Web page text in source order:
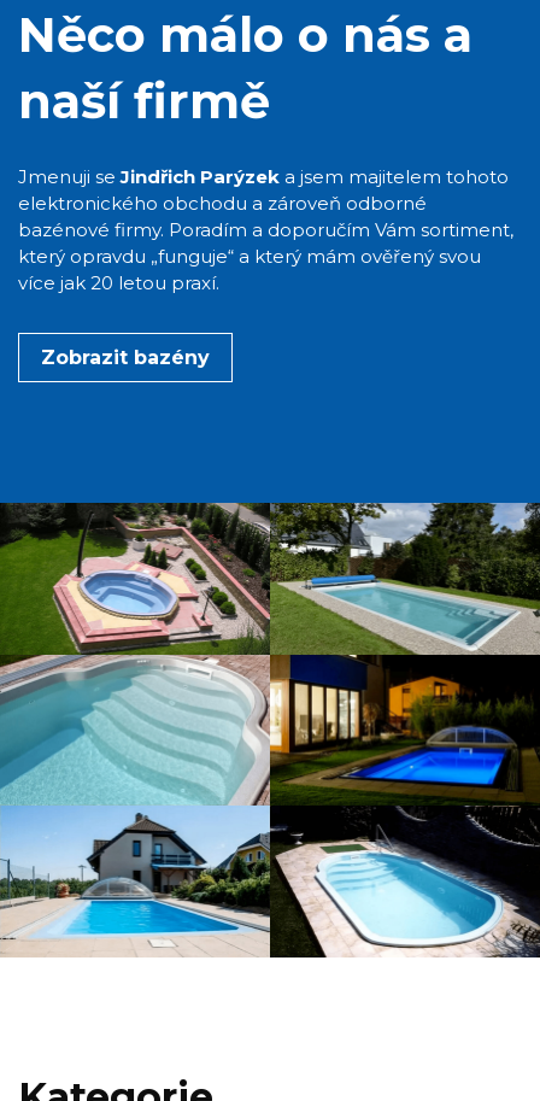
Něco málo o nás a
naší firmě
Jmenuji seJindřich Parýzek a jsem majitelem tohoto
elektronického obchodu a zároveň odborné
bazénové firmy. Poradím a doporučím Vám sortiment,
který opravdu „funguje“ a který mám ověřený svou
více jak 20 letou praxí.
Zobrazit bazény